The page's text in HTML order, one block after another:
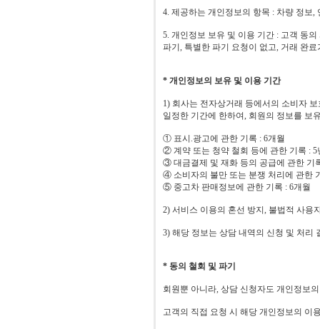
4. 제공하는 개인정보의 항목 : 차량 정보,
5. 개인정보 보유 및 이용 기간 : 고객 동
파기, 특별한 파기 요청이 없고, 거래 완
* 개인정보의 보유 및 이용 기간
1) 회사는 전자상거래 등에서의 소비자
일정한 기간에 한하여, 회원의 정보를 보
① 표시.광고에 관한 기록 : 6개월
② 계약 또는 청약 철회 등에 관한 기록 : 5
③ 대금결제 및 재화 등의 공급에 관한 기
④ 소비자의 불만 또는 분쟁 처리에 관한
⑤ 중고차 판매정보에 관한 기록 : 6개월
2) 서비스 이용의 혼선 방지, 불법적 사용
3) 해당 정보는 상담 내역의 신청 및 처리
* 동의 철회 및 파기
회원뿐 아니라, 상담 신청자도 개인정보
고객의 직접 요청 시 해당 개인정보의 이